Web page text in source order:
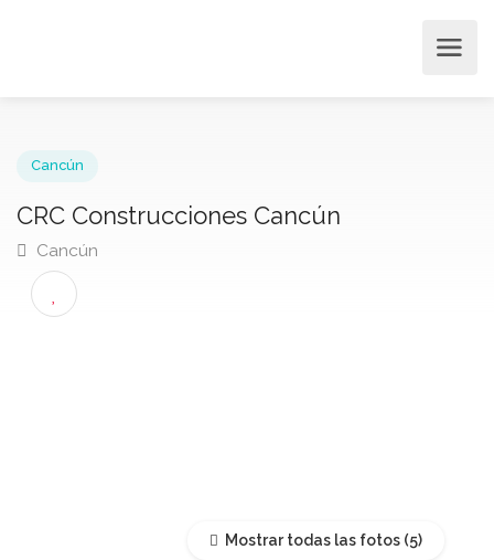
CRC Construcciones Cancún
Cancún
Mostrar todas las fotos